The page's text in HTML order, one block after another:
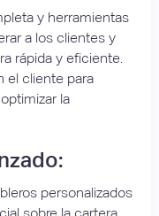
y herramientas
a los clientes y
rápida y eficiente.
el cliente para
la
personalizados
sobre la cartera,